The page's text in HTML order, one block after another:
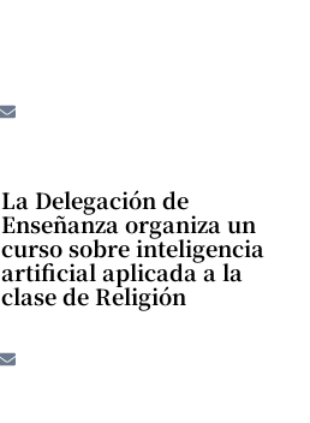
La Delegación de
Enseñanza organiza un
curso sobre inteligencia
artificial aplicada a la
clase de Religión